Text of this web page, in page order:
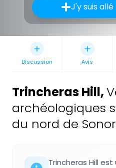
J'y suis allé
Discussion Avis
Trincheras Hill,
archéologiques
du nord de
Trincheras Hill